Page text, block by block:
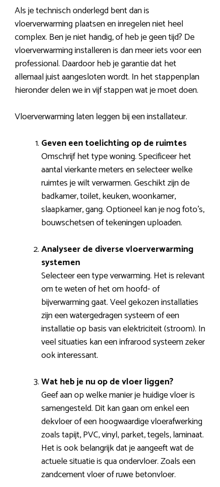
Als je technisch onderlegd bent dan is
vloerverwarming plaatsen en inregelen niet heel
complex. Ben je niet handig, of heb je geen tijd? De
vloerverwarming installeren is dan meer iets voor een
professional. Daardoor heb je garantie dat het
allemaal juist aangesloten wordt. In het stappenplan
hieronder delen we in vijf stappen wat je moet doen.
Vloerverwarming laten leggen bij een installateur.
Geven een toelichting op de ruimtes
Omschrijf het type woning. Specificeer het
aantal vierkante meters en selecteer welke
ruimtes je wilt verwarmen. Geschikt zijn de
badkamer, toilet, keuken, woonkamer,
slaapkamer, gang. Optioneel kan je nog foto’s,
bouwschetsen of tekeningen uploaden.
Analyseer de diverse vloerverwarming
systemen
Selecteer een type verwarming. Het is relevant
om te weten of het om hoofd- of
bijverwarming gaat. Veel gekozen installaties
zijn een watergedragen systeem of een
installatie op basis van elektriciteit (stroom). In
veel situaties kan een infrarood systeem zeker
ook interessant.
Wat heb je nu op de vloer liggen?
Geef aan op welke manier je huidige vloer is
samengesteld. Dit kan gaan om enkel een
dekvloer of een hoogwaardige vloerafwerking
zoals tapijt, PVC, vinyl, parket, tegels, laminaat.
Het is ook belangrijk dat je aangeeft wat de
actuele situatie is qua ondervloer. Zoals een
zandcement vloer of ruwe betonvloer.